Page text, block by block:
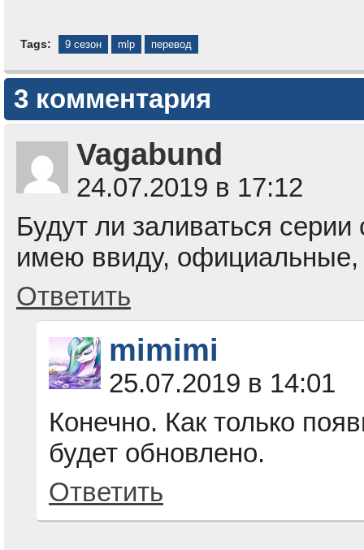
Tags: 9 сезон mlp перевод
3 комментария
Vagabund
24.07.2019 в 17:12
Будут ли заливаться
имею ввиду, официальные,
Ответить
mimimi
25.07.2019 в 14:01
Конечно. Как только
будет обновлено.
Ответить